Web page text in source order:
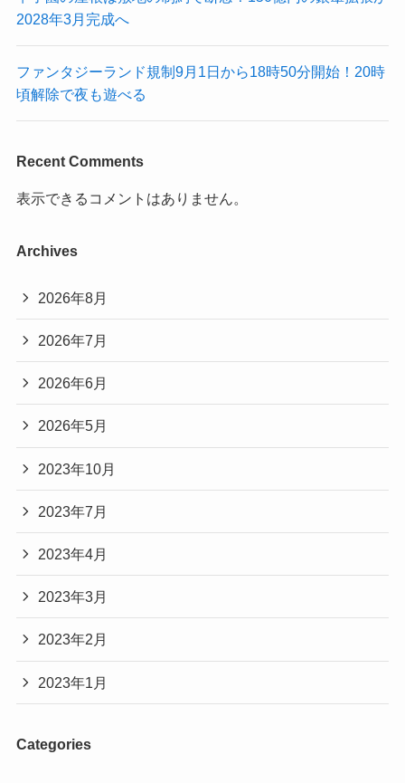
2028年3月完成へ
ファンタジーランド規制9月1日から18時50分開始！20時
頃解除で夜も遊べる
Recent Comments
表示できるコメントはありません。
Archives
2026年8月
2026年7月
2026年6月
2026年5月
2023年10月
2023年7月
2023年4月
2023年3月
2023年2月
2023年1月
Categories